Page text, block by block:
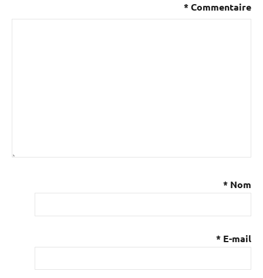
Commentaire
*
Nom
*
E-mail
*